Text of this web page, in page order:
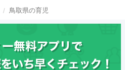
鳥取県の育児